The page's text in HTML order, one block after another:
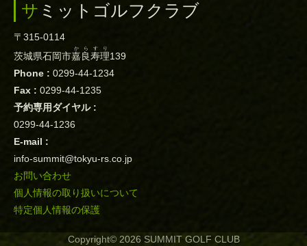
サミットゴルフクラブ
〒315-0114
茨城県石岡市嘉良寿理
からすり
139
Phone : 0299-44-1234
Fax : 0299-44-1235
予約専用ダイヤル :
0299-44-1236
E-mail :
info-summit@tokyu-rs.co.jp
お問い合わせ
個人情報の取り扱いについて
特定個人情報の保護
Copyright© 2026 SUMMIT GOLF CLUB